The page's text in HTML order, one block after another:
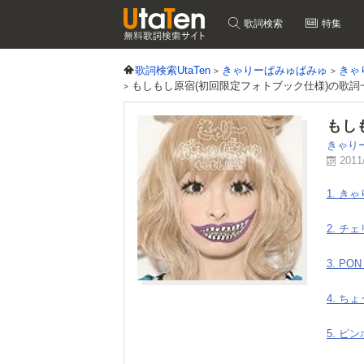
歌詞検索 特集
歌詞検索UtaTen きゃりーぱみゅぱみゅ
きゃ
もしもし原宿(初回限定フォトブック仕様)の歌詞
もし
きゃり
1. きゃ
2. チェ
3. PON
4. ちょ
5. ピン